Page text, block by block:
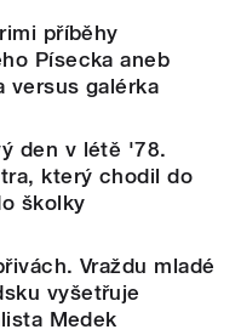
příběhy
Písecka aneb
versus galérka
den v létě '78.
který chodil do
školky
Vraždu mladé
vyšetřuje
Medek